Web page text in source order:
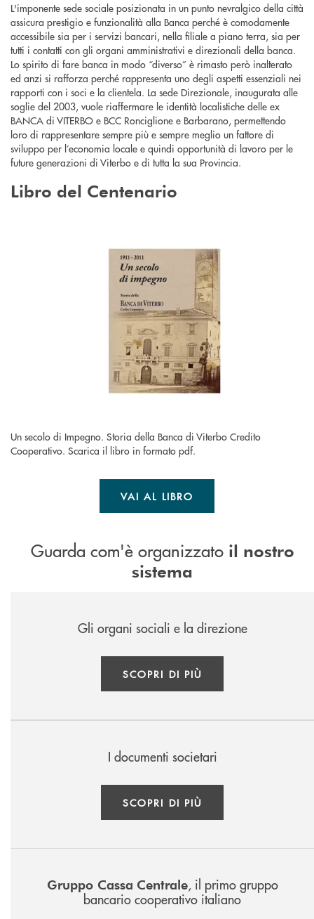
L'imponente sede sociale posizionata in un punto nevralgico della città
assicura prestigio e funzionalità alla Banca perché è comodamente
accessibile sia per i servizi bancari, nella filiale a piano terra, sia per
tutti i contatti con gli organi amministrativi e direzionali della banca.
Lo spirito di fare banca in modo “diverso” è rimasto però inalterato
ed anzi si rafforza perché rappresenta uno degli aspetti essenziali nei
rapporti con i soci e la clientela. La sede Direzionale, inaugurata alle
soglie del 2003, vuole riaffermare le identità localistiche delle ex
BANCA di VITERBO e BCC Ronciglione e Barbarano, permettendo
loro di rappresentare sempre più e sempre meglio un fattore di
sviluppo per l’economia locale e quindi opportunità di lavoro per le
future generazioni di Viterbo e di tutta la sua Provincia.
Libro del Centenario
Un secolo di Impegno. Storia della Banca di Viterbo Credito
Cooperativo. Scarica il libro in formato pdf.
VAI AL LIBRO
Guarda com'è organizzato il nostro
sistema
Gli organi sociali e la direzione
SCOPRI DI PIÙ
I documenti societari
SCOPRI DI PIÙ
Gruppo Cassa Centrale, il primo gruppo
bancario cooperativo italiano